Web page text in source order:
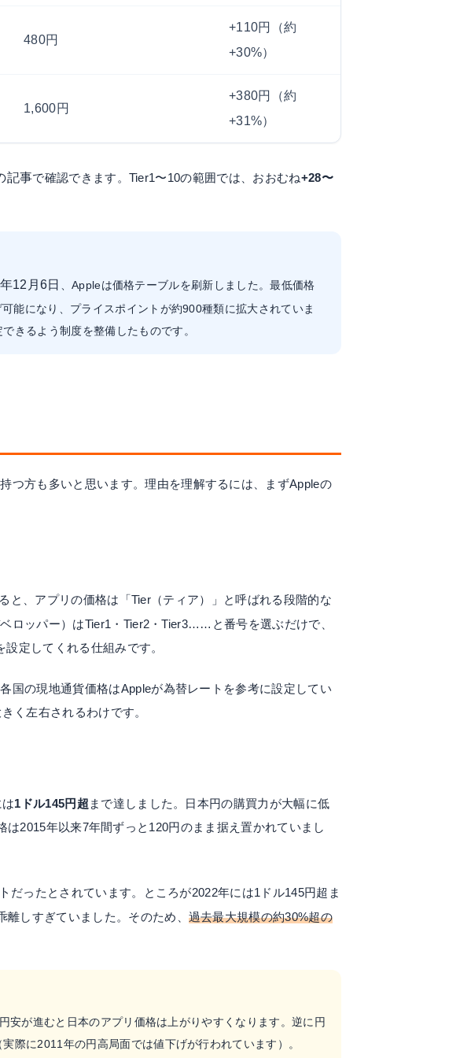
480円
+110円（約
+30%）
1,600円
+380円（約
+31%）
記事で確認できます。Tier1〜10の範囲では、おおむね+28〜
12月6日
、Appleは価格テーブルを刷新しました。最低価格
能になり、プライスポイントが約900種類に拡大されていま
きるよう制度を整備したものです。
つ方も多いと思います。理由を理解するには、まずAppleの
と、アプリの価格は「Tier（ティア）」と呼ばれる段階的な
ロッパー）はTier1・Tier2・Tier3……と番号を選ぶだけで、
定してくれる仕組みです。
国の現地通貨価格はAppleが為替レートを参考に設定してい
く左右されるわけです。
1ドル145円超 まで達しました。日本円の購買力が大幅に低
2015年以来7年間ずっと120円のまま据え置かれていまし
だったとされています。ところが2022年には1ドル145円超ま
しすぎていました。そのため、 過去最大規模の約30%超の
安が進むと日本のアプリ価格は上がりやすくなります。逆に円
際に2011年の円高局面では値下げが行われています）。